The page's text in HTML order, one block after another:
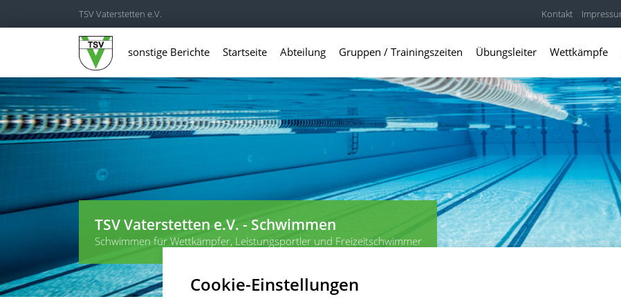
Cookie-Einstellungen
TSV Vaterstetten e.V. Kontakt
sonstige Berichte Startseite Abteilung Gruppen / Trainingszeiten Übungsleiter Wettkämpfe
TSV Vaterstetten e.V. - Schwimmen
Schwimmen für Wettkämpfer, Leistungsportler und Freizeitschwimmer